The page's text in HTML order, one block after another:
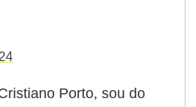
Porto, sou do